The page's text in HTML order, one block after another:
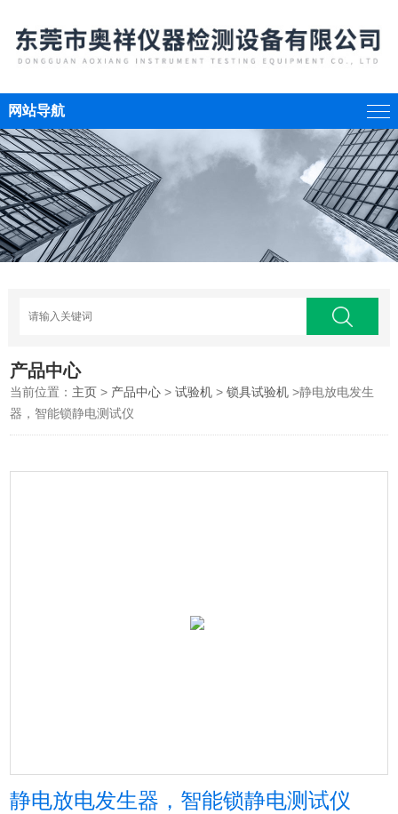
网站导航
产品中心
当前位置： 主页 > 产品中心 >试验机 >锁具试验机 >静电放电发生
器，智能锁静电测试仪
静电放电发生器，智能锁静电测试仪